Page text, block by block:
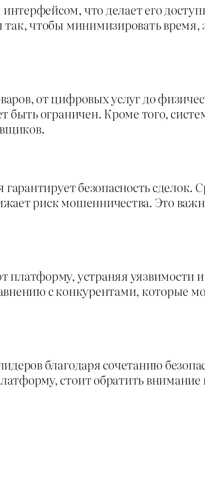
что делает его
чтобы минимизировать время,
от цифровых услуг до
быть ограничен. Кроме того,
безопасность сделок.
риск мошенничества. Это
платформу, устраняя уязвимости
с конкурентами, которые
благодаря сочетанию
стоит обратить внимание